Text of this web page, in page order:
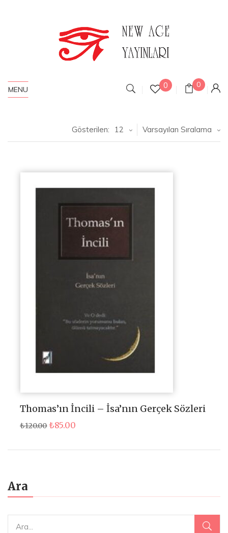
MENU 0 0
Ara
Varsayılan Sıralama
Gösterilen: 12
Thomas’ın İncili – İsa’nın Gerçek Sözleri
₺120.00Orijinal
₺85.00
₺85.00.